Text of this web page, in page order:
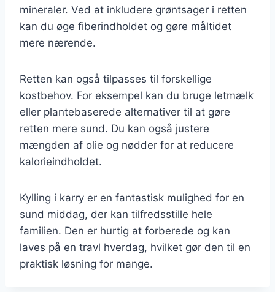
mineraler. Ved at inkludere grøntsager i retten
kan du øge fiberindholdet og gøre måltidet
mere nærende.
Retten kan også tilpasses til forskellige
kostbehov. For eksempel kan du bruge letmælk
eller plantebaserede alternativer til at gøre
retten mere sund. Du kan også justere
mængden af olie og nødder for at reducere
kalorieindholdet.
Kylling i karry er en fantastisk mulighed for en
sund middag, der kan tilfredsstille hele
familien. Den er hurtig at forberede og kan
laves på en travl hverdag, hvilket gør den til en
praktisk løsning for mange.